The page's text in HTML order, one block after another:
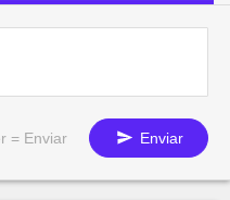
= Enviar Enviar